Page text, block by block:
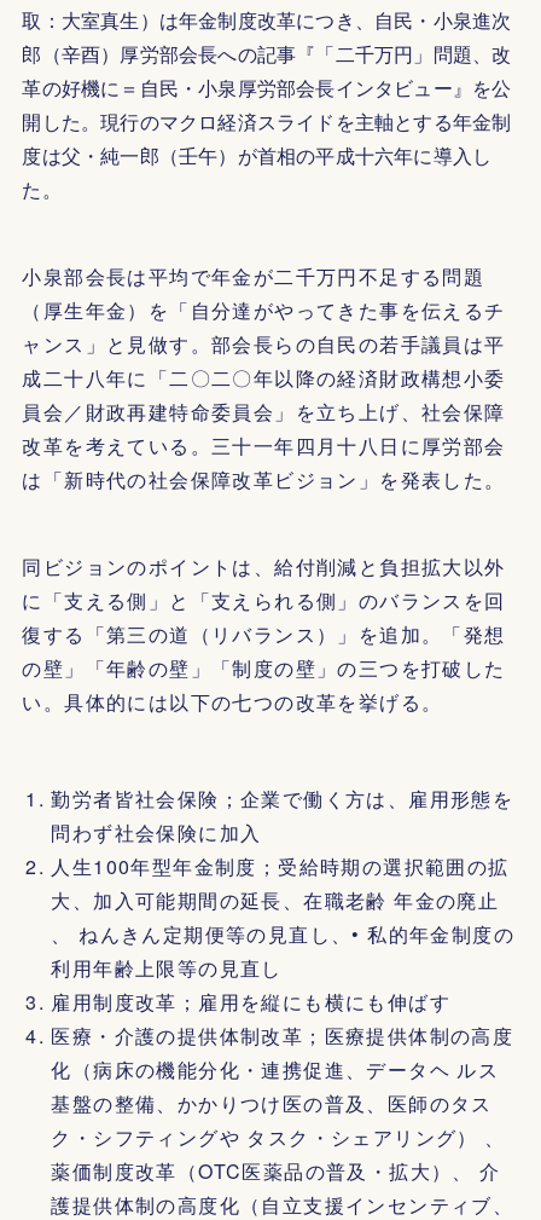
取：大室真生）は年金制度改革につき、自民・小泉進次
郎（辛酉）厚労部会長への記事『「二千万円」問題、改
革の好機に＝自民・小泉厚労部会長インタビュー』を公
開した。現行のマクロ経済スライドを主軸とする年金制
度は父・純一郎（壬午）が首相の平成十六年に導入し
た。
小泉部会長は平均で年金が二千万円不足する問題
（厚生年金）を「自分達がやってきた事を伝えるチ
ャンス」と見做す。部会長らの自民の若手議員は平
成二十八年に「二〇二〇年以降の経済財政構想小委
員会／財政再建特命委員会」を立ち上げ、社会保障
改革を考えている。三十一年四月十八日に厚労部会
は「新時代の社会保障改革ビジョン」を発表した。
同ビジョンのポイントは、給付削減と負担拡大以外
に「支える側」と「支えられる側」のバランスを回
復する「第三の道（リバランス）」を追加。「発想
の壁」「年齢の壁」「制度の壁」の三つを打破した
い。具体的には以下の七つの改革を挙げる。
勤労者皆社会保険；企業で働く方は、雇用形態を
問わず社会保険に加入
人生100年型年金制度；受給時期の選択範囲の拡
大、加入可能期間の延長、在職老齢 年金の廃止
、 ねんきん定期便等の見直し、• 私的年金制度の
利用年齢上限等の見直し
雇用制度改革；雇用を縦にも横にも伸ばす
医療・介護の提供体制改革；医療提供体制の高度
化（病床の機能分化・連携促進、データヘ ルス
基盤の整備、かかりつけ医の普及、医師のタス
ク・シフティングや タスク・シェアリング） 、
薬価制度改革（OTC医薬品の普及・拡大）、 介
護提供体制の高度化（自立支援インセンティブ、